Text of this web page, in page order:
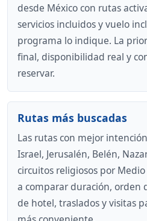
desde México con rutas
servicios incluidos y vuelo
programa lo indique. La
final, disponibilidad real y
reservar.
Rutas más buscadas
Las rutas con mejor
Israel, Jerusalén, Belén,
circuitos religiosos por
a comparar duración, orden
de hotel, traslados y visitas